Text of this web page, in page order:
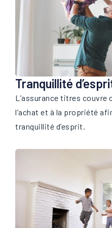
Tranquillité
L’assurance titres couvre
l’achat et à la propriété
tranquillité d’esprit.